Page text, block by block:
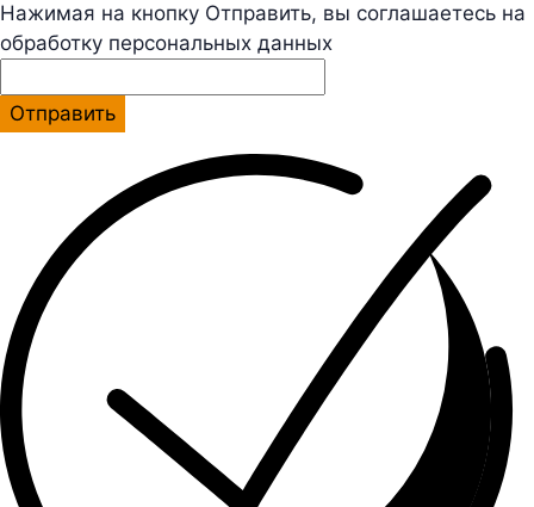
Нажимая на кнопку Отправить, вы соглашаетесь на
обработку персональных данных
Отправить